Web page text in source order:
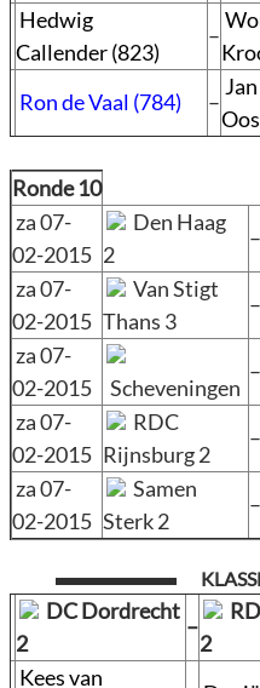
Hedwig
Callender (823)
–
Ron de Vaal (784) –
Ronde 10
za 07-
02-2015
Den Haag
2
–
za 07-
02-2015
Van Stigt
Thans 3
–
za 07-
02-2015
Scheveningen
–
za 07-
02-2015
RDC
Rijnsburg 2
–
za 07-
02-2015
Samen
Sterk 2
–
DC Dordrecht
2
–
2
Kees van